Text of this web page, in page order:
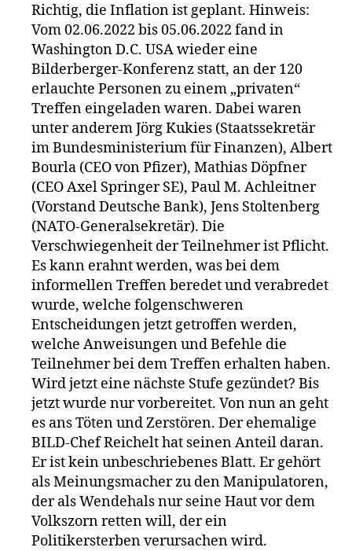
Richtig, die Inflation ist geplant. Hinweis:
Vom 02.06.2022 bis 05.06.2022 fand in
Washington D.C. USA wieder eine
Bilderberger-Konferenz statt, an der 120
erlauchte Personen zu einem „privaten“
Treffen eingeladen waren. Dabei waren
unter anderem Jörg Kukies (Staatssekretär
im Bundesministerium für Finanzen), Albert
Bourla (CEO von Pfizer), Mathias Döpfner
(CEO Axel Springer SE), Paul M. Achleitner
(Vorstand Deutsche Bank), Jens Stoltenberg
(NATO-Generalsekretär). Die
Verschwiegenheit der Teilnehmer ist Pflicht.
Es kann erahnt werden, was bei dem
informellen Treffen beredet und verabredet
wurde, welche folgenschweren
Entscheidungen jetzt getroffen werden,
welche Anweisungen und Befehle die
Teilnehmer bei dem Treffen erhalten haben.
Wird jetzt eine nächste Stufe gezündet? Bis
jetzt wurde nur vorbereitet. Von nun an geht
es ans Töten und Zerstören. Der ehemalige
BILD-Chef Reichelt hat seinen Anteil daran.
Er ist kein unbeschriebenes Blatt. Er gehört
als Meinungsmacher zu den Manipulatoren,
der als Wendehals nur seine Haut vor dem
Volkszorn retten will, der ein
Politikersterben verursachen wird.